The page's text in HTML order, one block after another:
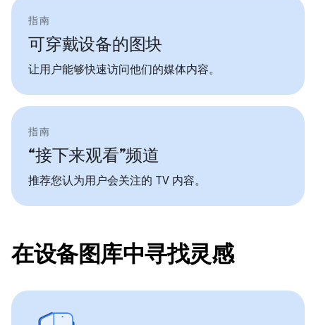
指南
可穿戴设备的图块
让用户能够快速访问他们的媒体内容。
指南
“接下来观看”频道
推荐您认为用户会关注的 TV 内容。
在设备图库中寻找灵感